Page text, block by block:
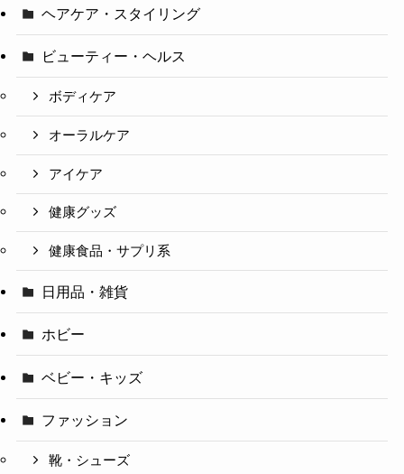
ヘアケア・スタイリング
ビューティー・ヘルス
ボディケア
オーラルケア
アイケア
健康グッズ
健康食品・サプリ系
日用品・雑貨
ホビー
ベビー・キッズ
ファッション
靴・シューズ